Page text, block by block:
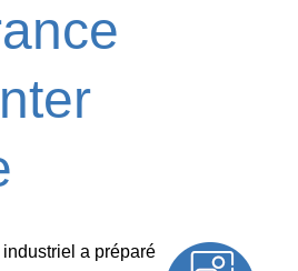
a préparé